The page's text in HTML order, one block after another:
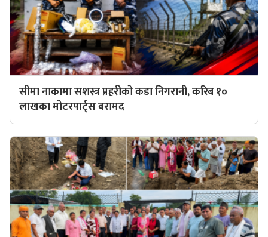
सीमा नाकामा सशस्त्र प्रहरीको कडा निगरानी, करिब १०
लाखका मोटरपार्ट्स बरामद